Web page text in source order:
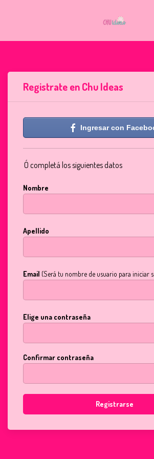
Registrate en Chu Ideas
Ingresar con
Ó completá los siguientes datos
Nombre
Apellido
Email (Será tu nombre de usuario para iniciar
Elige una contraseña
Confirmar contraseña
Registrarse